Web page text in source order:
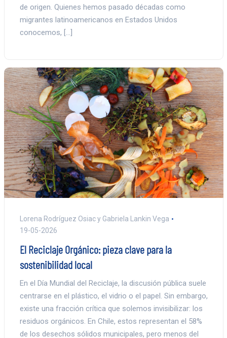
de origen. Quienes hemos pasado décadas como
migrantes latinoamericanos en Estados Unidos
conocemos, […]
Lorena Rodríguez Osiac y Gabriela Lankin Vega
19-05-2026
El Reciclaje Orgánico: pieza clave para la
sostenibilidad local
En el Día Mundial del Reciclaje, la discusión pública suele
centrarse en el plástico, el vidrio o el papel. Sin embargo,
existe una fracción crítica que solemos invisibilizar: los
residuos orgánicos. En Chile, estos representan el 58%
de los desechos sólidos municipales, pero menos del